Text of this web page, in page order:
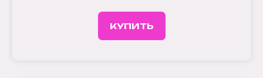
КУПИТЬ